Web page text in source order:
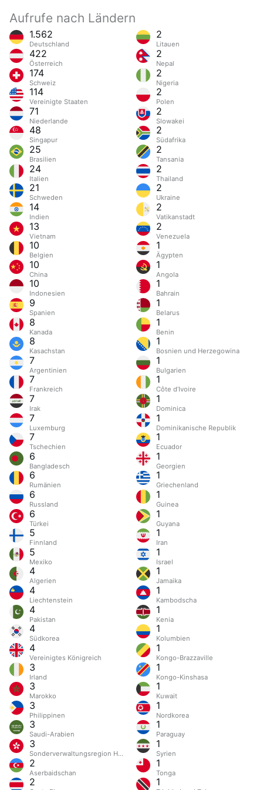
Aufrufe nach Ländern
1.562
Deutschland
422
Österreich
174
Schweiz
114
Vereinigte Staaten
71
Niederlande
48
Singapur
25
Brasilien
24
Italien
21
Schweden
14
Indien
13
Vietnam
10
Belgien
10
China
10
Indonesien
9
Spanien
8
Kanada
8
Kasachstan
7
Argentinien
7
Frankreich
7
Irak
7
Luxemburg
7
Tschechien
6
Bangladesch
6
Rumänien
6
Russland
6
Türkei
5
Finnland
5
Mexiko
4
Algerien
4
Liechtenstein
4
Pakistan
4
Südkorea
4
Vereinigtes Königreich
3
Irland
3
Marokko
3
Philippinen
3
Saudi-Arabien
3
Sonderverwaltungsregion Hongkong
2
Aserbaidschan
2
2
Litauen
2
Nepal
2
Nigeria
2
Polen
2
Slowakei
2
Südafrika
2
Tansania
2
Thailand
2
Ukraine
2
Vatikanstadt
2
Venezuela
1
Ägypten
1
Angola
1
Bahrain
1
Belarus
1
Benin
1
Bosnien und Herzegowina
1
Bulgarien
1
Côte d’Ivoire
1
Dominica
1
Dominikanische Republik
1
Ecuador
1
Georgien
1
Griechenland
1
Guinea
1
Guyana
1
Iran
1
Israel
1
Jamaika
1
Kambodscha
1
Kenia
1
Kolumbien
1
Kongo-Brazzaville
1
Kongo-Kinshasa
1
Kuwait
1
Nordkorea
1
Paraguay
1
Syrien
1
Tonga
1